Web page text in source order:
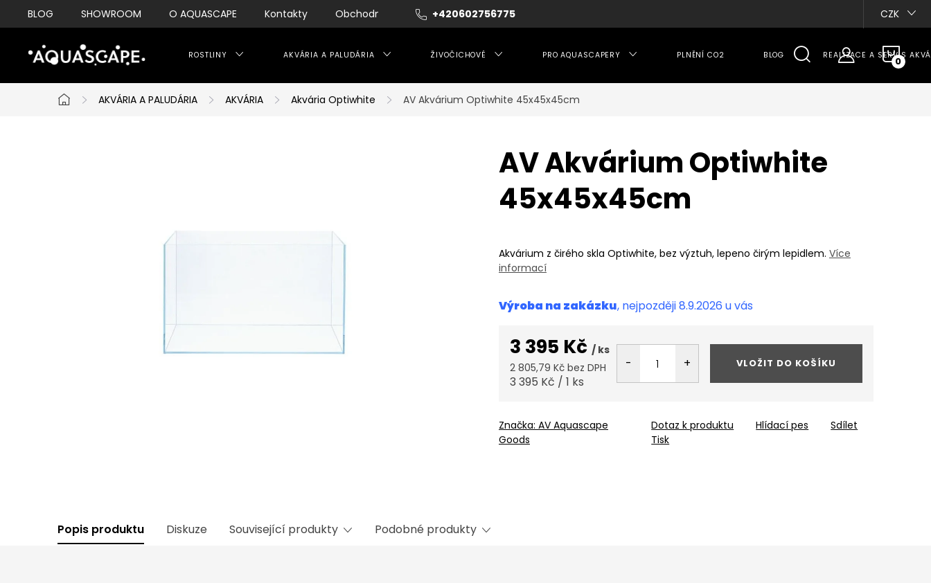
Přejít
na
+420602756775
BLOG SHOWROOM O AQUASCAPE Kontakty Obchodní podmínky Moje objednávka CZK
ROSTLINY AKVÁRIA A PALUDÁRIA ŽIVOČICHOVÉ PRO AQUASCAPERY PLNĚNÍ CO2 BLOG REALIZACE A SERVIS
Domů
AKVÁRIA A PALUDÁRIA AKVÁRIA Akvária Optiwhite AV Akvárium Optiwhite 45x45x45cm
AV Akvárium Optiwhite
45x45x45cm
Akvárium z čirého skla Optiwhite, bez výztuh, lepeno čirým lepidlem. Více
informací
Výroba na zakázku 8.9.2026
3 395 Kč / ks
2 805,79 Kč bez DPH
Měrná
3 395 Kč / 1 ks
VLOŽIT DO KOŠÍKU
Značka: AV Aquascape
Goods
Tisk
Dotaz k produktu Hlídací pes Sdílet
Popis produktu Diskuze Související produkty Podobné produkty